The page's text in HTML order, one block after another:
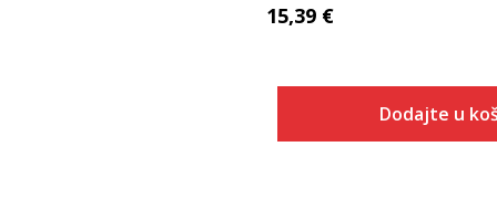
15,39 €
Dodajte u